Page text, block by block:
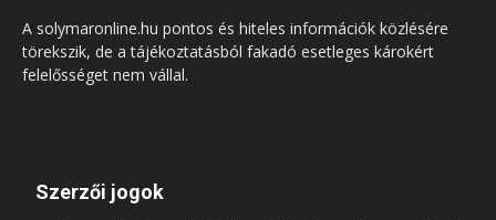
A solymaronline.hu pontos és hiteles információk közlésére
törekszik, de a tájékoztatásból fakadó esetleges károkért
felelősséget nem vállal.
Szerzői jogok